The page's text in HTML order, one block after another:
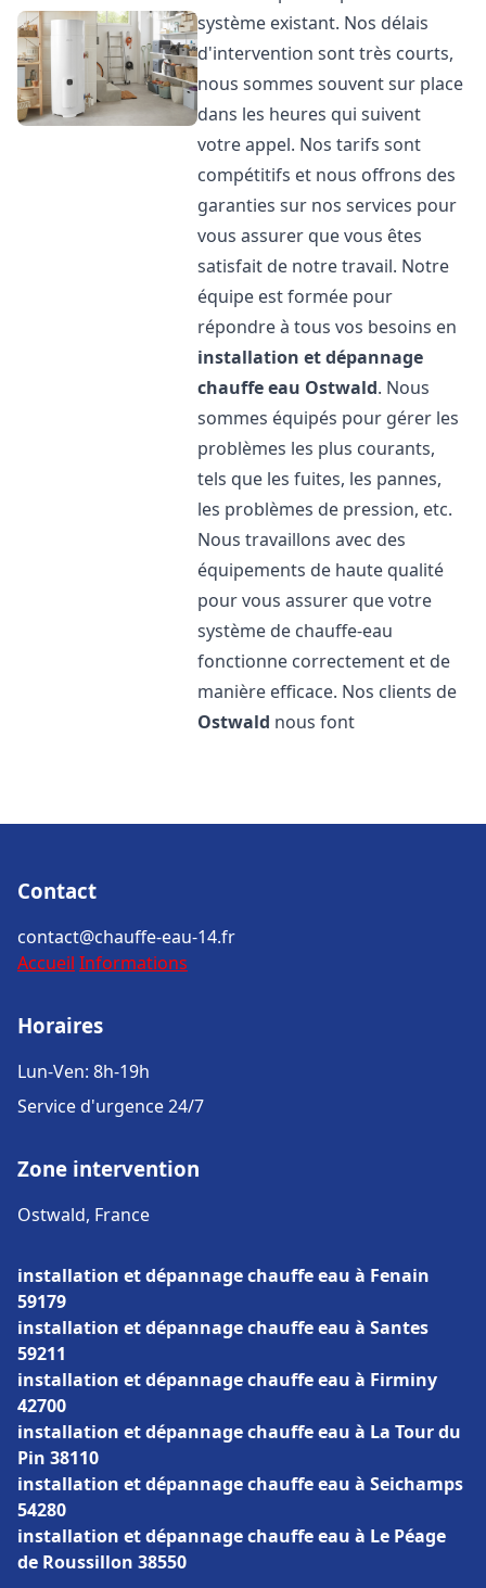
système existant. Nos délais
d'intervention sont très courts,
nous sommes souvent sur place
dans les heures qui suivent
votre appel. Nos tarifs sont
compétitifs et nous offrons des
garanties sur nos services pour
vous assurer que vous êtes
satisfait de notre travail. Notre
équipe est formée pour
répondre à tous vos besoins en
installation et dépannage
chauffe eau Ostwald. Nous
sommes équipés pour gérer les
problèmes les plus courants,
tels que les fuites, les pannes,
les problèmes de pression, etc.
Nous travaillons avec des
équipements de haute qualité
pour vous assurer que votre
système de chauffe-eau
fonctionne correctement et de
manière efficace. Nos clients de
Ostwald nous font
Contact
contact@chauffe-eau-14.fr
Accueil Informations
Horaires
Lun-Ven: 8h-19h
Service d'urgence 24/7
Zone intervention
Ostwald, France
installation et dépannage chauffe eau à Fenain
59179
installation et dépannage chauffe eau à Santes
59211
installation et dépannage chauffe eau à Firminy
42700
installation et dépannage chauffe eau à La Tour du
Pin 38110
installation et dépannage chauffe eau à Seichamps
54280
installation et dépannage chauffe eau à Le Péage
de Roussillon 38550